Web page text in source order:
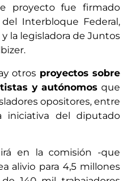
proyecto fue firmado
Interbloque Federal,
la legisladora de Juntos
otros proyectos sobre
y autónomos que
opositores, entre
iniciativa del diputado
en la comisión -que
alivio para 4,5 millones